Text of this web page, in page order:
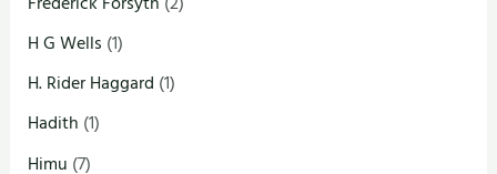
H G Wells (1)
H. Rider Haggard (1)
Hadith (1)
Himu (7)